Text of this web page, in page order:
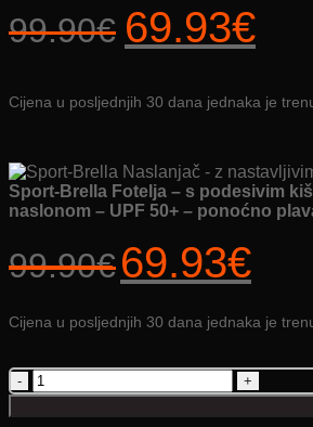
99.90€ Izvorna
cijena
bila
99.90€.
69.93€
je:
Cijena u posljednjih 30 dana jednaka je
Sport-Brella Fotelja – s podesivim
naslonom – UPF 50+ – ponoćno
99.90€ Izvorna
cijena
bila
99.90€.
69.93€cijena
je:
Cijena u posljednjih 30 dana jednaka je
Sport-
Brella
Fotelja